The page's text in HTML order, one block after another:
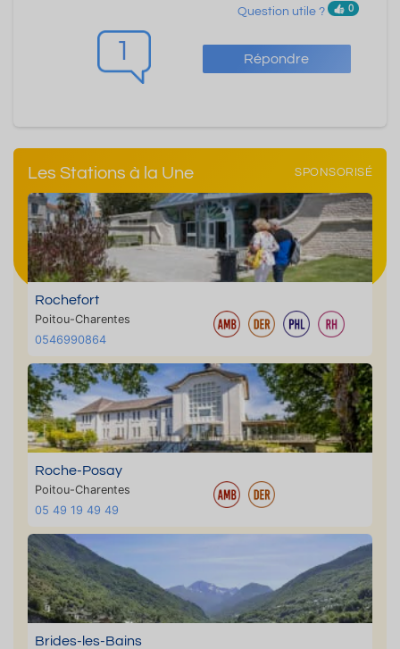
1 Répondre
Question utile ? 0
Les Stations à la Une SPONSORISÉ
Rochefort
Poitou-Charentes
0546990864
Roche-Posay
Poitou-Charentes
05 49 19 49 49
Brides-les-Bains